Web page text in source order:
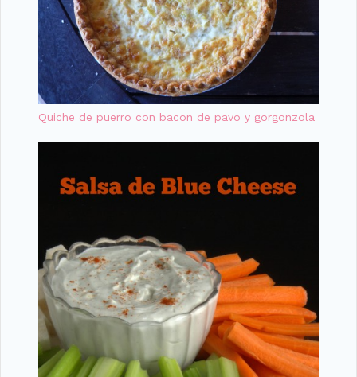
Quiche de puerro con bacon de pavo y gorgonzola